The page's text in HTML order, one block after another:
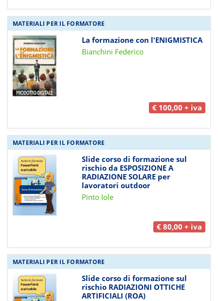
MATERIALI PER IL FORMATORE
La formazione con l'ENIGMISTICA
Bianchini Federico
€ 100,00 + iva
MATERIALI PER IL FORMATORE
Slide corso di formazione sul
rischio da ESPOSIZIONE A
RADIAZIONE SOLARE per
lavoratori outdoor
Pinto Iole
€ 80,00 + iva
MATERIALI PER IL FORMATORE
Slide corso di formazione sul
rischio RADIAZIONI OTTICHE
ARTIFICIALI (ROA)